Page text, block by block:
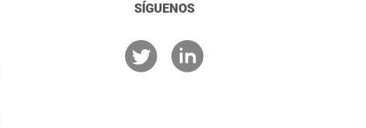
SÍGUENOS